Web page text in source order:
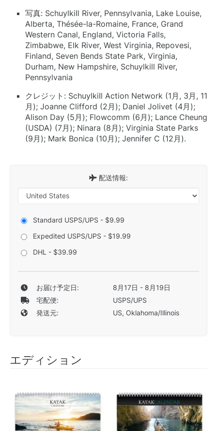
写真: SchuylkiIl River, Pennsylvania, Lake Louise,
Alberta, Thésée-la-Romaine, France, Grand
Western Canal, England, Victoria Falls,
Zimbabwe, Elk River, West Virginia, Repovesi,
Finland, Seven Bends State Park, Virginia,
Durham, New Hampshire, Schuylkill River,
Pennsylvania
クレジット: SchuylkiIl Action Network (1月, 3月, 11
月); Joanne Clifford (2月); Daniel Jolivet (4月);
Alison Day (5月); Flowcomm (6月); Lance Cheung
(USDA) (7月); Ninara (8月); Virginia State Parks
(9月); Mark Bonica (10月); Jennifer C (12月).
配送情報:
Standard USPS/UPS - $9.99
Expedited USPS/UPS - $19.99
DHL - $39.99
お届け予定日:
8月17日 - 8月19日
宅配便:
USPS/UPS
発送元:
US, Oklahoma/Illinois
エディション